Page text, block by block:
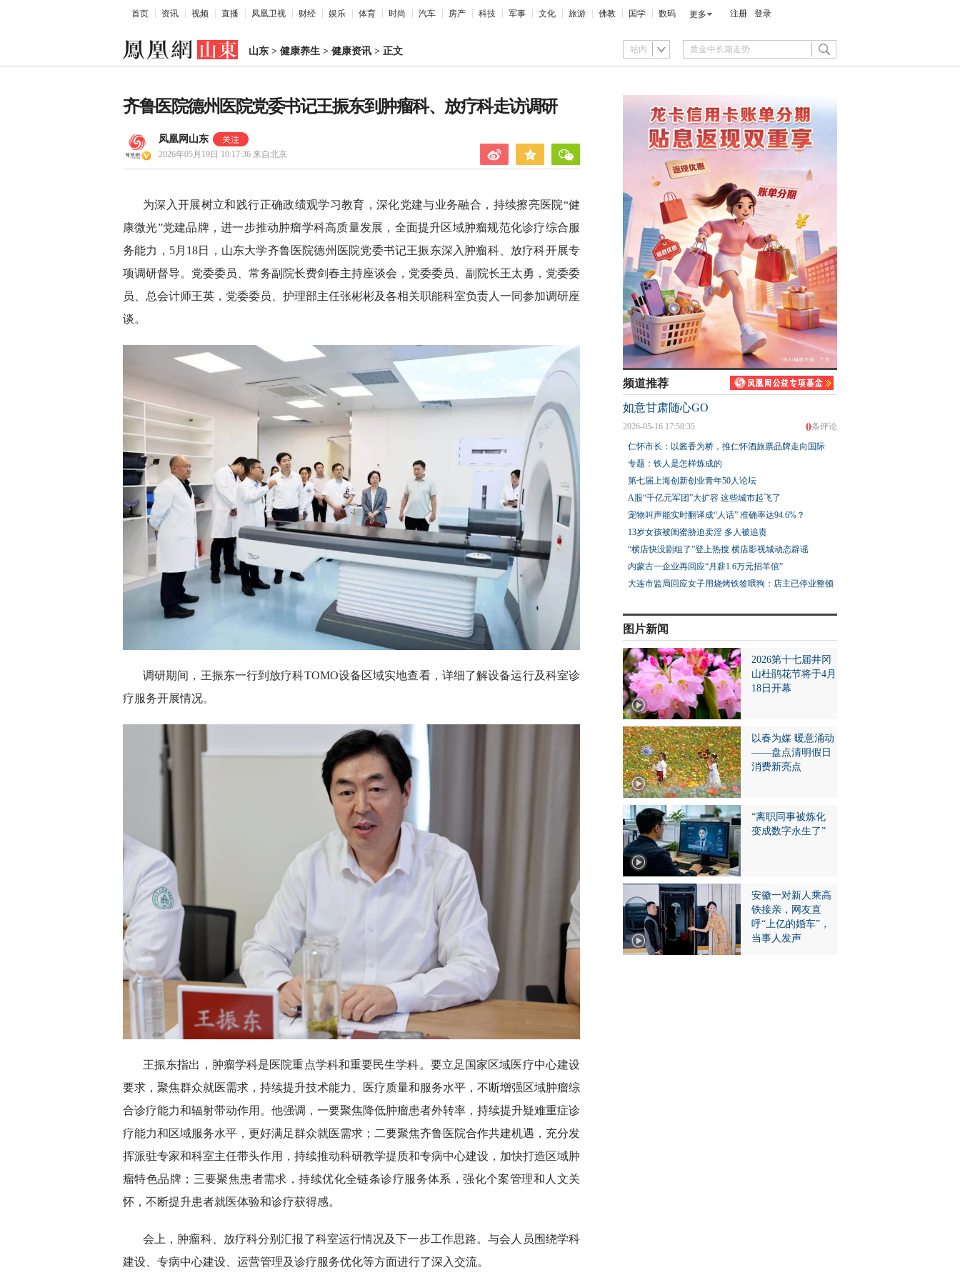
首页 资讯 视频 直播 凤凰卫视 财经 娱乐 体育 时尚 汽车 房产 科技 军事 文化 旅游 佛教 国学 数码 更多 注册 登录
山东 > 健康养生 > 健康资讯 > 正文 站内
齐鲁医院德州医院党委书记王振东到肿瘤科、放疗科走访调研
凤凰网山东
2026年05月19日 10:17:36 来自北京
为深入开展树立和践行正确政绩观学习教育，深化党建与业务融合，持续擦亮医院“健
康微光”党建品牌，进一步推动肿瘤学科高质量发展，全面提升区域肿瘤规范化诊疗综合服
务能力，5月18日，山东大学齐鲁医院德州医院党委书记王振东深入肿瘤科、放疗科开展专
项调研督导。党委委员、常务副院长费剑春主持座谈会，党委委员、副院长王太勇，党委委
员、总会计师王英，党委委员、护理部主任张彬彬及各相关职能科室负责人一同参加调研座
谈。
调研期间，王振东一行到放疗科TOMO设备区域实地查看，详细了解设备运行及科室诊
疗服务开展情况。
王振东指出，肿瘤学科是医院重点学科和重要民生学科。要立足国家区域医疗中心建设
要求，聚焦群众就医需求，持续提升技术能力、医疗质量和服务水平，不断增强区域肿瘤综
合诊疗能力和辐射带动作用。他强调，一要聚焦降低肿瘤患者外转率，持续提升疑难重症诊
疗能力和区域服务水平，更好满足群众就医需求；二要聚焦齐鲁医院合作共建机遇，充分发
挥派驻专家和科室主任带头作用，持续推动科研教学提质和专病中心建设，加快打造区域肿
瘤特色品牌；三要聚焦患者需求，持续优化全链条诊疗服务体系，强化个案管理和人文关
怀，不断提升患者就医体验和诊疗获得感。
会上，肿瘤科、放疗科分别汇报了科室运行情况及下一步工作思路。与会人员围绕学科
建设、专病中心建设、运营管理及诊疗服务优化等方面进行了深入交流。
频道推荐
如意甘肃随心GO
0条评论
2026-05-16 17:58:35
仁怀市长：以酱香为桥，推仁怀酒旅票品牌走向国际
专题：铁人是怎样炼成的
第七届上海创新创业青年50人论坛
A股“千亿元军团”大扩容 这些城市起飞了
宠物叫声能实时翻译成“人话” 准确率达94.6%？
13岁女孩被闺蜜胁迫卖淫 多人被追责
“横店快没剧组了”登上热搜 横店影视城动态辟谣
内蒙古一企业再回应“月薪1.6万元招羊倌”
大连市监局回应女子用烧烤铁签喂狗：店主已停业整顿
图片新闻
2026第十七届井冈
山杜鹃花节将于4月
18日开幕
以春为媒 暖意涌动
——盘点清明假日
消费新亮点
“离职同事被炼化
变成数字永生了”
安徽一对新人乘高
铁接亲，网友直
呼“上亿的婚车”，
当事人发声